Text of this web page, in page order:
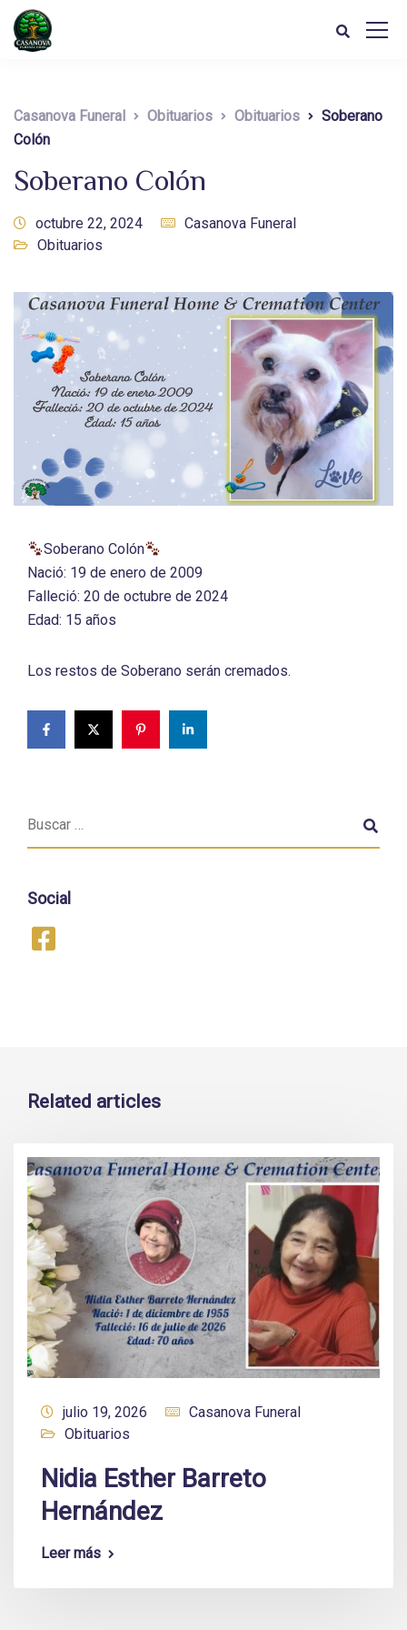
Casanova Funeral Obituarios Obituarios
Soberano
Colón
Soberano Colón
octubre 22, 2024
Casanova Funeral
Obituarios
Soberano Colón
Nació: 19 de enero de 2009
Falleció: 20 de octubre de 2024
Edad: 15 años
Los restos de Soberano serán cremados.
Social
Related articles
julio 19, 2026
Casanova Funeral
Obituarios
Nidia Esther Barreto
Hernández
Leer más